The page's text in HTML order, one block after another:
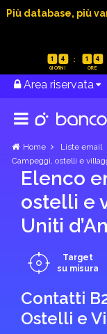
Più database, più
1 4 1 4
Area riservata
Home
Liste email
Campeggi, ostelli e
Elenco
ostelli e
Uniti
Target
su misura
Contatti
Ostelli e